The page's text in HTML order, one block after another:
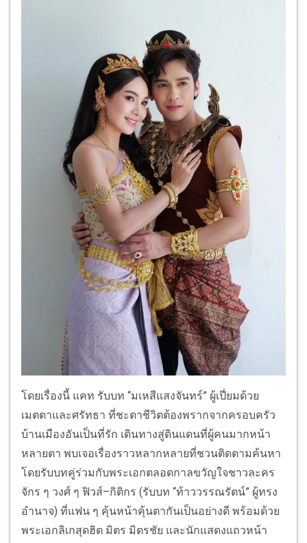
โดยเรื่องนี้ แคท รับบท “มเหสีแสงจันทร์” ผู้เปี่ยมด้วย
เมตตาและศรัทธา ที่ชะตาชีวิตต้องพรากจากครอบครัว
บ้านเมืองอันเป็นที่รัก เดินทางสู่ดินแดนที่ผู้คนมากหน้า
หลายตา พบเจอเรื่องราวหลากหลายที่ชวนติดตามค้นหา
โดยรับบทคู่ร่วมกับพระเอกตลอดกาลขวัญใจชาวละคร
จักร ๆ วงศ์ ๆ ฟิวส์–กิติกร (รับบท “ท้าววรรณรัตน์” ผู้ทรง
อำนาจ) ที่แฟน ๆ คุ้นหน้าคุ้นตากันเป็นอย่างดี พร้อมด้วย
พระเอกลิเกสุดฮิต มิตร มิตรชัย และนักแสดงแถวหน้า